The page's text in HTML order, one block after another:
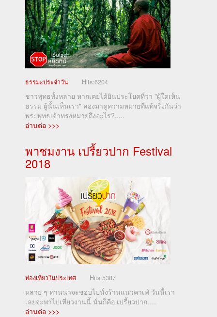
ธรรมะประจำวัน Hits:6204
ชาวพุทธทั้งหลาย หากเคยได้ยินประโยคที่ว่า "ผู้ใดเห็น
ธรรม ผู้นั้นเห็นเรา" ลองมาดูความหมายที่แท้จริงกันว่า
พระพุทธเจ้าทรงหมายถึงอะไร?.....
อ่านต่อ >>>
พาชมงาน เปรี้ยวปาก Festival
2018
ท่องเที่ยวในประเทศ Hits:5387
หลาย ๆ ท่านน่าจะชอบไปนั่งร้านแนวคาเฟ่ วันนี้เรา
เลยจะพาไปเที่ยวงานนี้ นั่นก็คือ เปรี้ยวปาก.....
อ่านต่อ >>>